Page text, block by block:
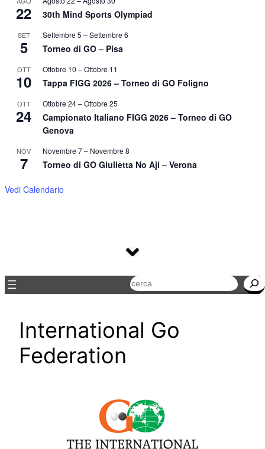
22 30th Mind Sports Olympiad
SET
5
Settembre 5 –Settembre 6
Torneo di GO – Pisa
OTT
10
Ottobre 10 –Ottobre 11
Tappa FIGG 2026 – Torneo di GO Foligno
OTT
24
Ottobre 24–Ottobre 25
Campionato Italiano FIGG 2026 – Torneo di GO
Genova
NOV
7
Novembre 7– Novembre 8
Torneo di GO Giulietta No Aji – Verona
Vedi Calendario
Cerca
International Go
Federation